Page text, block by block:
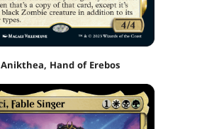
Anikthea, Hand of Erebos